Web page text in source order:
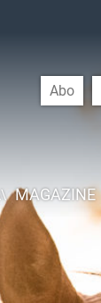
MAGAZINE
Abo